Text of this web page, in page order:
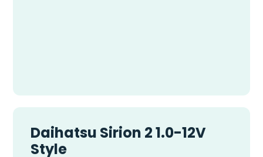
Daihatsu Sirion 2 1.0-12V
Style